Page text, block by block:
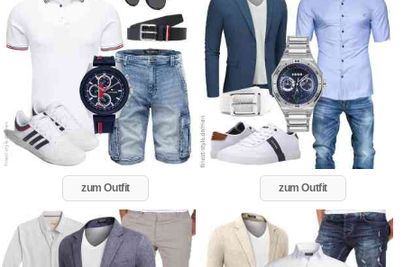
zum Outfit zum Outfit